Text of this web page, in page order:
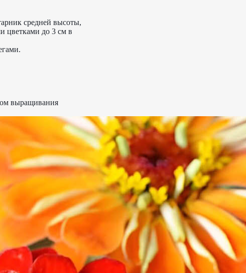
средней высоты,
цветками до 3 см в
выращивания